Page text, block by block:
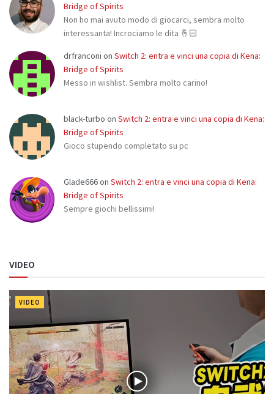
Bridge of Spirits
Non ho mai avuto modo di giocarci, sembra molto
interessanta! Incrociamo le dita 🤞🏻
drfranconi on Switch 2: entra e vinci una copia di Kena:
Bridge of Spirits
Messo in wishlist. Sembra molto carino!
black-turbo on Switch 2: entra e vinci una copia di Kena:
Bridge of Spirits
Gioco stupendo completato su pc
Glade666on Switch 2: entra e vinci una copia di Kena:
Bridge of Spirits
Sempre giochi bellissimi!
VIDEO
VIDEO